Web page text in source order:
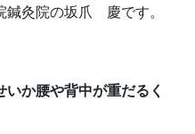
灸院の坂爪 慶です。
いか腰や背中が重だるく